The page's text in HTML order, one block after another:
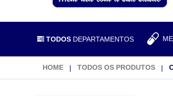
TODOS DEPARTAMENTOS
HOME TODOS OS PRODUTOS